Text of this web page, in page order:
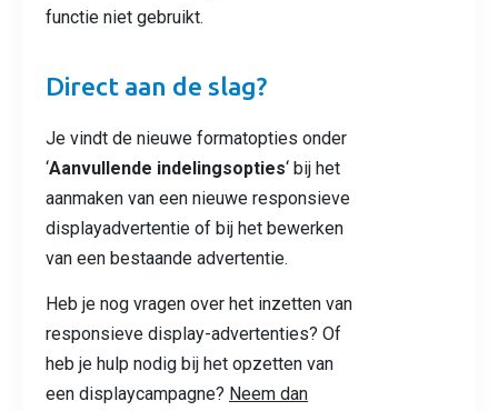
functie niet gebruikt.
Direct aan de slag?
Je vindt de nieuwe formatopties onder
‘Aanvullende indelingsopties‘ bij het
aanmaken van een nieuwe responsieve
displayadvertentie of bij het bewerken
van een bestaande advertentie.
Heb je nog vragen over het inzetten van
responsieve display-advertenties? Of
heb je hulp nodig bij het opzetten van
een displaycampagne? Neem dan